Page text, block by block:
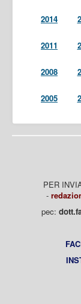
2014
2011
2008
2005
PER
-
pec: